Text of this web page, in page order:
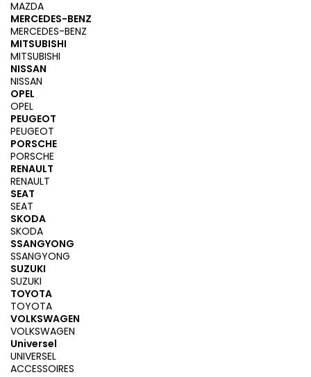
MAZDA
MERCEDES-BENZ
MERCEDES-BENZ
MITSUBISHI
MITSUBISHI
NISSAN
NISSAN
OPEL
OPEL
PEUGEOT
PEUGEOT
PORSCHE
PORSCHE
RENAULT
RENAULT
SEAT
SEAT
SKODA
SKODA
SSANGYONG
SSANGYONG
SUZUKI
SUZUKI
TOYOTA
TOYOTA
VOLKSWAGEN
VOLKSWAGEN
Universel
UNIVERSEL
ACCESSOIRES